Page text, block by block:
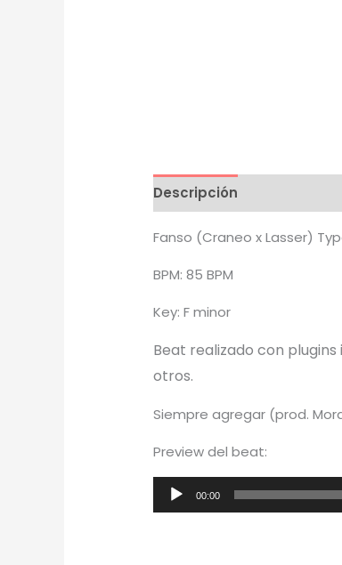
Descripción
Fanso (Craneo x Lasser)
BPM: 85 BPM
Key: F minor
Beat realizado con
otros.
Siempre agregar (prod.
Preview del beat:
Reproductor
de
00:00